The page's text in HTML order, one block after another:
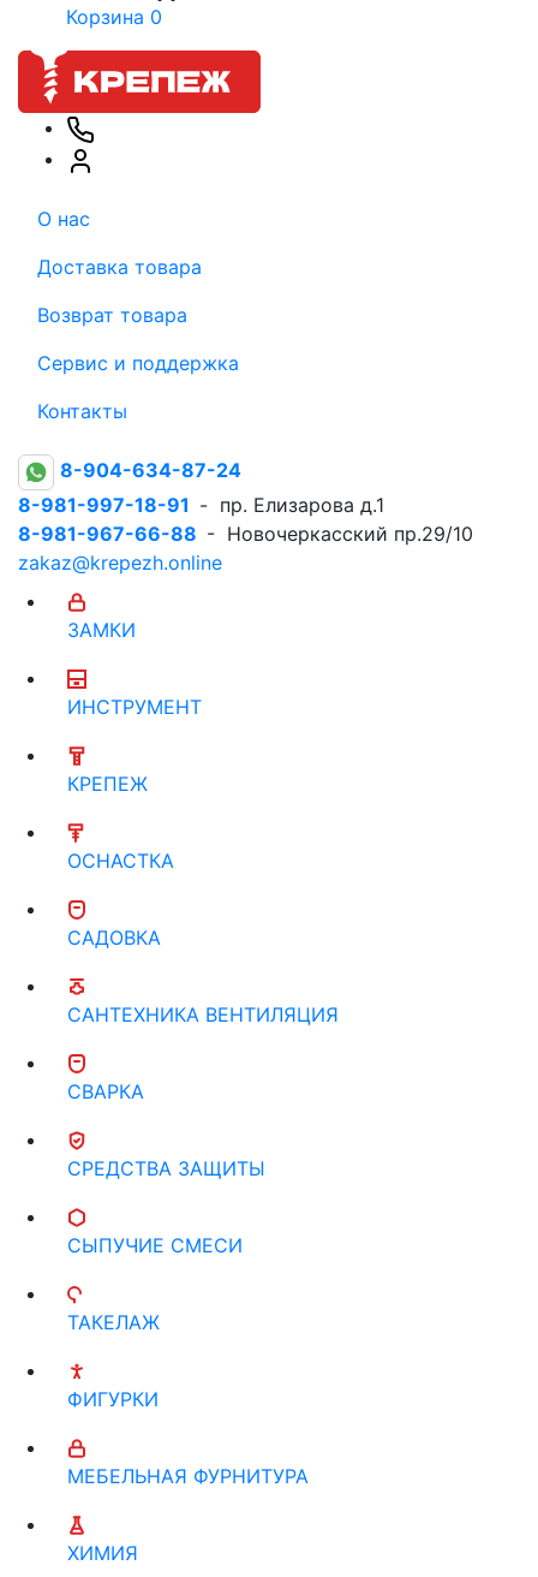
Корзина 0
О нас
Доставка товара
Возврат товара
Сервис и поддержка
Контакты
8-904-634-87-24
8-981-997-18-91 - пр. Елизарова д.1
8-981-967-66-88 - Новочеркасский пр.29/10
zakaz@krepezh.online
ЗАМКИ
ИНСТРУМЕНТ
КРЕПЕЖ
ОСНАСТКА
САДОВКА
САНТЕХНИКА ВЕНТИЛЯЦИЯ
СВАРКА
СРЕДСТВА ЗАЩИТЫ
СЫПУЧИЕ СМЕСИ
ТАКЕЛАЖ
ФИГУРКИ
МЕБЕЛЬНАЯ ФУРНИТУРА
ХИМИЯ